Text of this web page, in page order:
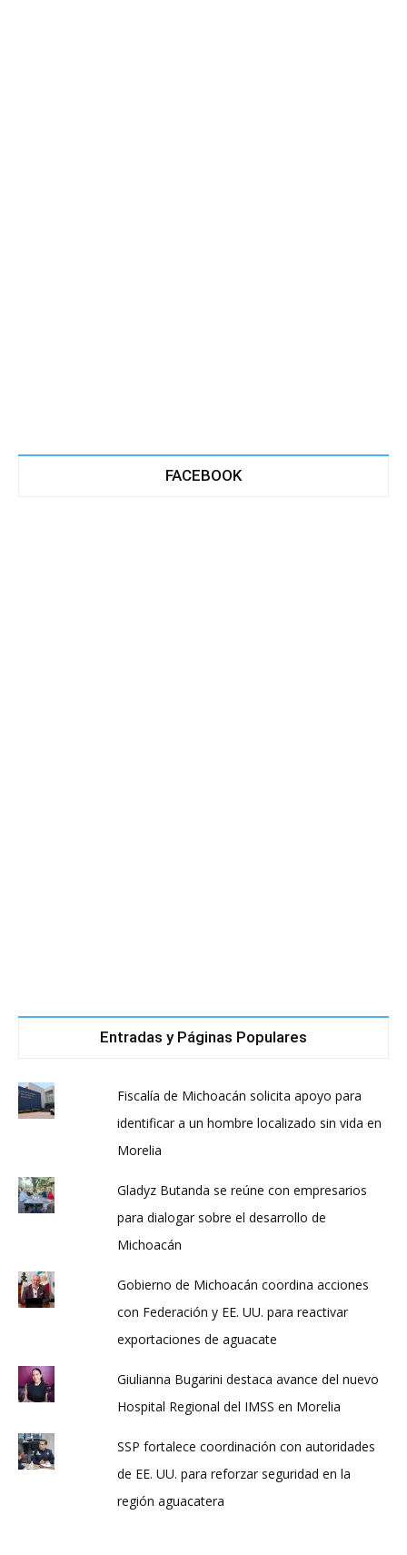
FACEBOOK
Entradas y Páginas Populares
Fiscalía de Michoacán solicita apoyo para
identificar a un hombre localizado sin vida en
Morelia
Gladyz Butanda se reúne con empresarios
para dialogar sobre el desarrollo de
Michoacán
Gobierno de Michoacán coordina acciones
con Federación y EE. UU. para reactivar
exportaciones de aguacate
Giulianna Bugarini destaca avance del nuevo
Hospital Regional del IMSS en Morelia
SSP fortalece coordinación con autoridades
de EE. UU. para reforzar seguridad en la
región aguacatera